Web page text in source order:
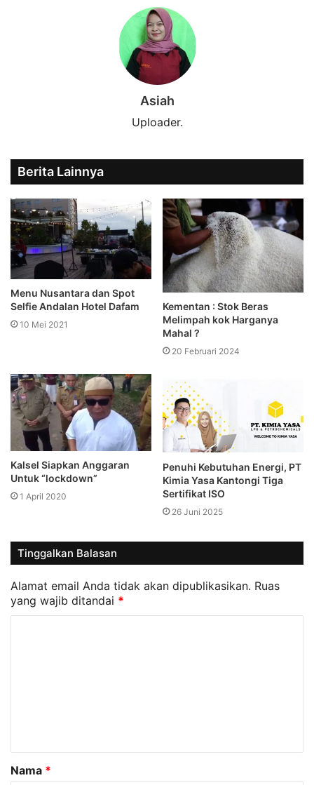
Asiah
Uploader.
Berita Lainnya
Menu Nusantara dan Spot
Selfie Andalan Hotel Dafam
10 Mei 2021
Kementan : Stok Beras
Melimpah kok Harganya
Mahal ?
20 Februari 2024
Kalsel Siapkan Anggaran
Untuk “lockdown”
1 April 2020
Penuhi Kebutuhan Energi, PT
Kimia Yasa Kantongi Tiga
Sertifikat ISO
26 Juni 2025
Tinggalkan Balasan
Alamat email Anda tidak akan dipublikasikan. Ruas
yang wajib ditandai *
a
r
Nama *